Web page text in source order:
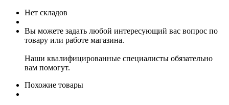
Нет складов
Вы можете задать любой интересующий вас вопрос по
товару или работе магазина.
Наши квалифицированные специалисты обязательно
вам помогут.
Похожие товары